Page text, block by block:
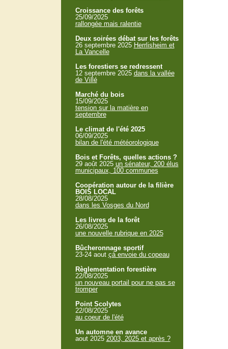
Croissance des forêts
25/09/2025
rallongée mais ralentie
Deux soirées débat sur les forêts
26 septembre 2025 Herrlisheim et
La Vancelle
Les forestiers se redressent
12 septembre 2025 dans la vallée
de Villé
Marché du bois
15/09/2025
tension sur la matière en
septembre
Le climat de l'été 2025
06/09/2025
bilan de l'été météorologique
Bois et Forêts, quelles actions ?
29 août 2025 un sénateur, 200 élus
municipaux, 100 communes
Coopération autour de la filière
BOIS LOCAL
28/08/2025
dans les Vosges du Nord
Les livres de la forêt
26/08/2025
une nouvelle rubrique en 2025
Bûcheronnage sportif
23-24 aout çà envoie du copeau
Règlementation forestière
22/08/2025
un nouveau portail pour ne pas se
tromper
Point Scolytes
22/08/2025
au coeur de l'été
Un automne en avance
aout 2025 2003, 2025 et après ?